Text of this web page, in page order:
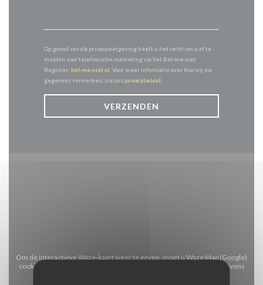
Op grond van de privacywetgeving heeft u het recht om u af te
melden voor telefonische marketing via het Bel-me-niet
Register: bel-me-niet.nl . Voor meer informatie over hoe wij uw
gegevens verwerken, zie ons privacybeleid
Om de interactieve Waze-kaart weer te geven, moet u Waze Map (Google)
cookies accepteren. Deze cookies kunnen navigatie- en locatiegegevens